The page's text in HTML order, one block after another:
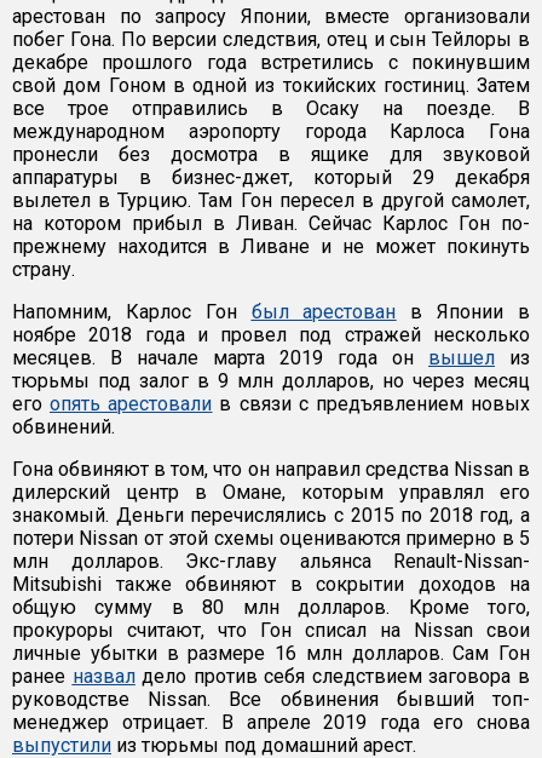
арестован по запросу Японии, вместе организовали
побег Гона. По версии следствия, отец и сын Тейлоры в
декабре прошлого года встретились с покинувшим
свой дом Гоном в одной из токийских гостиниц. Затем
все трое отправились в Осаку на поезде. В
международном аэропорту города Карлоса Гона
пронесли без досмотра в ящике для звуковой
аппаратуры в бизнес-джет, который 29 декабря
вылетел в Турцию. Там Гон пересел в другой самолет,
на котором прибыл в Ливан. Сейчас Карлос Гон по-
прежнему находится в Ливане и не может покинуть
страну.
Напомним, Карлос Гон был арестован в Японии в
ноябре 2018 года и провел под стражей несколько
месяцев. В начале марта 2019 года он вышел из
тюрьмы под залог в 9 млн долларов, но через месяц
егоопять арестовали в связи с предъявлением новых
обвинений.
Гона обвиняют в том, что он направил средства Nissan в
дилерский центр в Омане, которым управлял его
знакомый. Деньги перечислялись с 2015 по 2018 год, а
потери Nissan от этой схемы оцениваются примерно в 5
млн долларов. Экс-главу альянса Renault-Nissan-
Mitsubishi также обвиняют в сокрытии доходов на
общую сумму в 80 млн долларов. Кроме того,
прокуроры считают, что Гон списал на Nissan свои
личные убытки в размере 16 млн долларов. Сам Гон
ранее назвалдело против себя следствием заговора в
руководстве Nissan. Все обвинения бывший топ-
менеджер отрицает. В апреле 2019 года его снова
выпустили из тюрьмы под домашний арест.